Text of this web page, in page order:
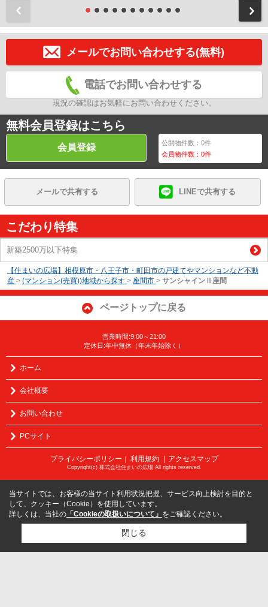
メールでお問い合わせする(無料)
電話でお問い合わせする
現況の確認はお気軽にお問い合わせください。
無料会員登録はこちら
会員登録 公開物件数：0件
会員物件数：0件
メールで共有する LINEで共有する
こだわり特集
新築2500万以下特集
【住まいの広場】相模原市・八王子市・町田市の戸建てやマンションなど不動
産 > (マンション(売買))地域から探す > 座間市 > サンシャインⅡ座間
ページトップに戻る
営業時間:9:00～21:00
定休日:年中無休（年末年始除く）
ホーム
会社概要
お問い合わせ
PCサイト
プライバシーポリシー 利用規約 ｜アクセスマップ
Copyright(c) 株式会社住まいの広場 All rights reserved.
当サイトでは、お客様の当サイト利用状況把握、サービス向上検討を目的と
して、クッキー（Cookie）を使用しています。
詳しくは、当社の 「Cookieの取扱いについて」 をご確認ください。
閉じる